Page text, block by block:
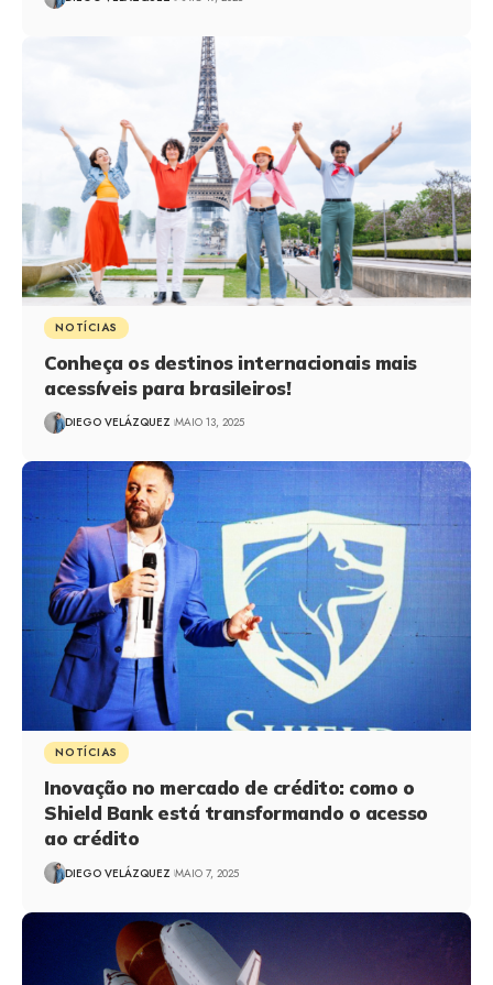
NOTÍCIAS
Conheça os destinos internacionais mais
acessíveis para brasileiros!
DIEGO VELÁZQUEZ MAIO 13, 2025
NOTÍCIAS
Inovação no mercado de crédito: como o
Shield Bank está transformando o acesso
ao crédito
DIEGO VELÁZQUEZ MAIO 7, 2025